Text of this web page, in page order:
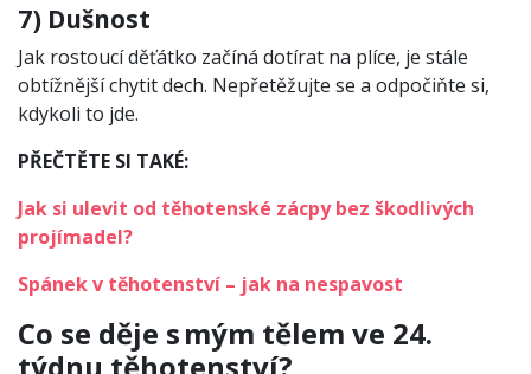
7) Dušnost
Jak rostoucí děťátko začíná dotírat na plíce, je stále
obtížnější chytit dech. Nepřetěžujte se a odpočiňte si,
kdykoli to jde.
PŘEČTĚTE SI TAKÉ:
Jak si ulevit od těhotenské zácpy bez škodlivých
projímadel?
Spánek v těhotenství – jak na nespavost
Co se děje s mým tělem ve 24.